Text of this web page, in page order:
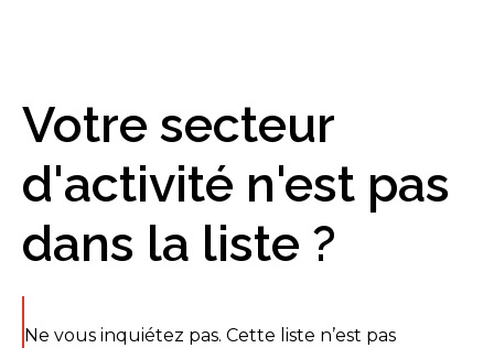
Votre secteur
d'activité n'est pas
dans la liste ?
Ne vous inquiétez pas. Cette liste n’est pas